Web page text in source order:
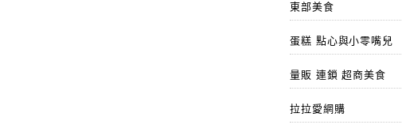
東部美食
蛋糕 點心與小零嘴兒
量販 連鎖 超商美食
拉拉愛網購